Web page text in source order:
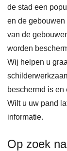
de stad een
en de gebouwen
van de
worden
Wij helpen u
beschermd is
Wilt u uw pand
informatie.
Op zoek